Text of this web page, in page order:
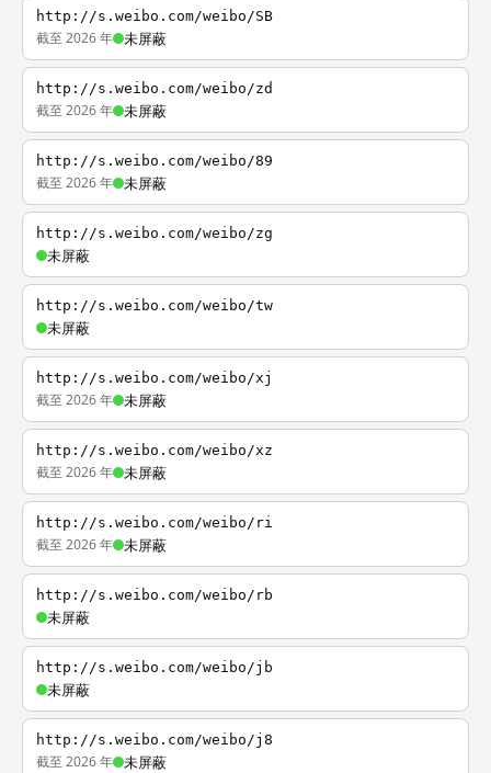
http://s.weibo.com/weibo/SB
截至 2026 年 未屏蔽
http://s.weibo.com/weibo/zd
截至 2026 年 未屏蔽
http://s.weibo.com/weibo/89
截至 2026 年 未屏蔽
http://s.weibo.com/weibo/zg
未屏蔽
http://s.weibo.com/weibo/tw
未屏蔽
http://s.weibo.com/weibo/xj
截至 2026 年 未屏蔽
http://s.weibo.com/weibo/xz
截至 2026 年 未屏蔽
http://s.weibo.com/weibo/ri
截至 2026 年 未屏蔽
http://s.weibo.com/weibo/rb
未屏蔽
http://s.weibo.com/weibo/jb
未屏蔽
http://s.weibo.com/weibo/j8
截至 2026 年 未屏蔽